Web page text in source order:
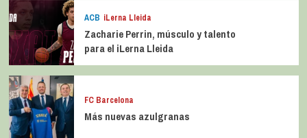
ACB iLerna Lleida
Zacharie Perrin, músculo y talento
para el iLerna Lleida
FC Barcelona
Más nuevas azulgranas